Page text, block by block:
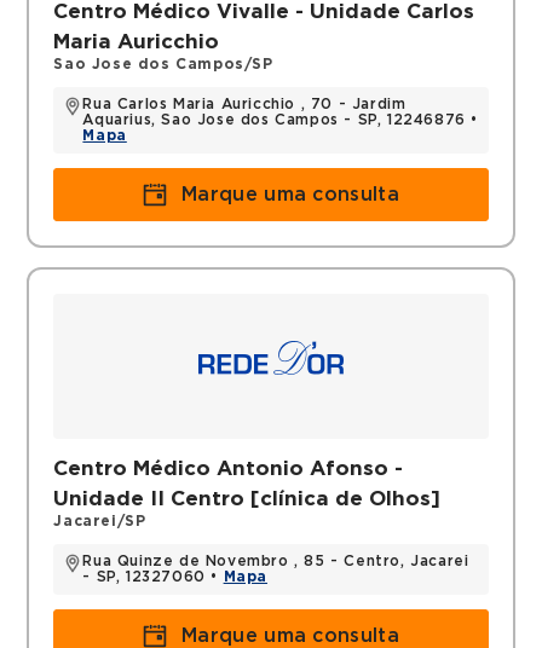
Centro Médico Vivalle - Unidade Carlos
Maria Auricchio
Sao Jose dos Campos/SP
Rua Carlos Maria Auricchio , 70 - Jardim
Aquarius, Sao Jose dos Campos - SP, 12246876 •
Mapa
Marque uma consulta
Centro Médico Antonio Afonso -
Unidade II Centro [clínica de Olhos]
Jacarei/SP
Rua Quinze de Novembro , 85 - Centro, Jacarei
- SP, 12327060 •
Mapa
Marque uma consulta